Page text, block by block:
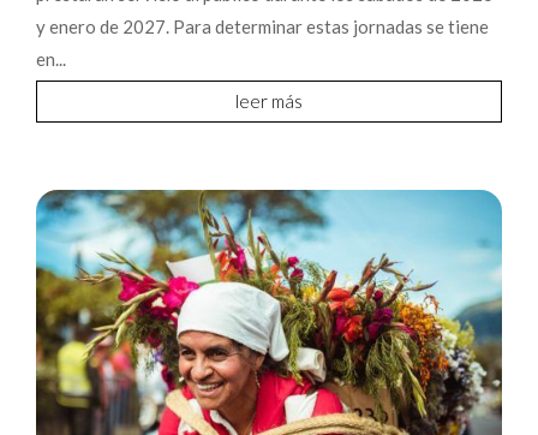
y enero de 2027. Para determinar estas jornadas se tiene
en...
leer más